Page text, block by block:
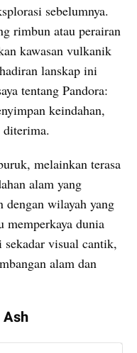
sebelumnya.
rimbun atau perairan
kawasan vulkanik
lanskap ini
tentang Pandora:
keindahan,
melainkan terasa
alam yang
dengan wilayah yang
dunia
visual cantik,
alam dan